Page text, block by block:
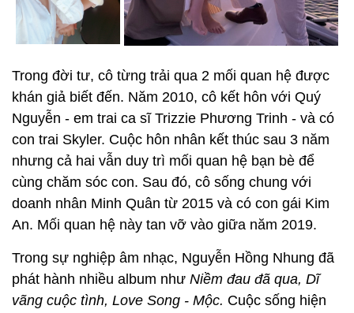
Trong đời tư, cô từng trải qua 2 mối quan hệ được
khán giả biết đến. Năm 2010, cô kết hôn với Quý
Nguyễn - em trai ca sĩ Trizzie Phương Trinh - và có
con trai Skyler. Cuộc hôn nhân kết thúc sau 3 năm
nhưng cả hai vẫn duy trì mối quan hệ bạn bè để
cùng chăm sóc con. Sau đó, cô sống chung với
doanh nhân Minh Quân từ 2015 và có con gái Kim
An. Mối quan hệ này tan vỡ vào giữa năm 2019.
Trong sự nghiệp âm nhạc, Nguyễn Hồng Nhung đã
phát hành nhiều album như Niềm đau đã qua, Dĩ
vãng cuộc tình, Love Song - Mộc. Cuộc sống hiện